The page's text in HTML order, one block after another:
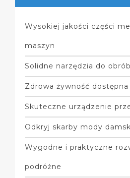
Wysokiej jakości części
maszyn
Solidne narzędzia do
Zdrowa żywność
Skuteczne urządzenie
Odkryj skarby mody
Wygodne i praktyczne
podróżne